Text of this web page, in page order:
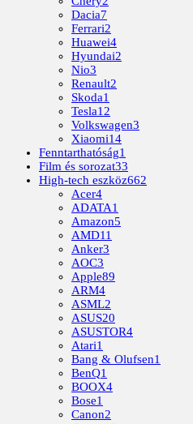
Dacia7
Ferrari2
Huawei4
Hyundai2
Nio3
Renault2
Skoda1
Tesla12
Volkswagen3
Xiaomi14
Fenntarthatóság1
Film és sorozat33
High-tech eszköz662
Acer4
ADATA1
Amazon5
AMD11
Anker3
AOC3
Apple89
ARM4
ASML2
ASUS20
ASUSTOR4
Atari1
Bang & Olufsen1
BenQ1
BOOX4
Bose1
Canon2